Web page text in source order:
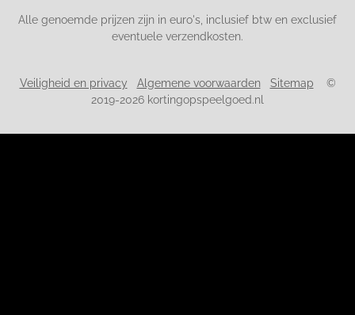
Alle genoemde prijzen zijn in euro's, inclusief btw en exclusief
eventuele verzendkosten.
Veiligheid en privacy Algemene voorwaarden Sitemap ©
2019-2026 kortingopspeelgoed.nl